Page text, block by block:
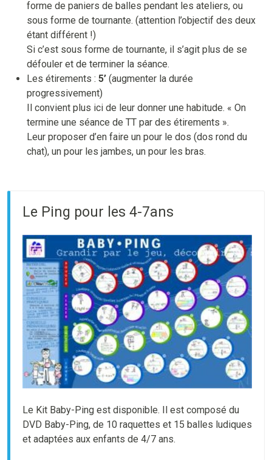
forme de paniers de balles pendant les ateliers, ou
sous forme de tournante. (attention l’objectif des deux
étant différent !)
Si c’est sous forme de tournante, il s’agit plus de se
défouler et de terminer la séance.
Les étirements : 5’ (augmenter la durée
progressivement)
Il convient plus ici de leur donner une habitude. « On
termine une séance de TT par des étirements ».
Leur proposer d’en faire un pour le dos (dos rond du
chat), un pour les jambes, un pour les bras.
Le Ping pour les 4-7ans
Le Kit Baby-Ping est disponible. Il est composé du
DVD Baby-Ping, de 10 raquettes et 15 balles ludiques
et adaptées aux enfants de 4/7 ans.